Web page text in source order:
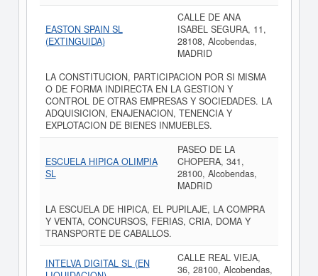
EASTON SPAIN SL
(EXTINGUIDA)
CALLE DE ANA
ISABEL SEGURA, 11,
28108, Alcobendas,
MADRID
LA CONSTITUCION, PARTICIPACION POR SI MISMA
O DE FORMA INDIRECTA EN LA GESTION Y
CONTROL DE OTRAS EMPRESAS Y SOCIEDADES. LA
ADQUISICION, ENAJENACION, TENENCIA Y
EXPLOTACION DE BIENES INMUEBLES.
ESCUELA HIPICA OLIMPIA
SL
PASEO DE LA
CHOPERA, 341,
28100, Alcobendas,
MADRID
LA ESCUELA DE HIPICA, EL PUPILAJE, LA COMPRA
Y VENTA, CONCURSOS, FERIAS, CRIA, DOMA Y
TRANSPORTE DE CABALLOS.
INTELVA DIGITAL SL (EN
CALLE REAL VIEJA,
36, 28100, Alcobendas,